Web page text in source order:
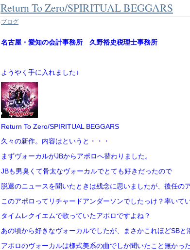
Return To Zero/SPIRITUAL BEGGARS
ブログ
名古屋・愛知の会計事務所 久野裕史税理士事務所
ようやく手に入れました↓
Return To Zero/SPIRITUAL BEGGARS
久々の新作。内容はというと・・・
まずヴォーカルがJBからアポロへ替わりました。
JBも男臭くて骨太なヴォーカルでとても好きだったので
脱退のニュースを聞いたときは残念に思いましたが、後任の
このアポロってリチャードアンダーソンでしたっけ？率いて
タイムレクイエムで歌っていたアポロですよね？
あの頃から好きなヴォーカルでしたが、まさかこれほどSBと
アポロのヴォーカルは様式美系の曲でしか聞いたこと無かっ